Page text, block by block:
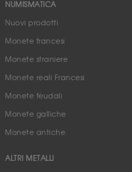
NUMISMATICA
Nuovi prodotti
Monete francesi
Monete straniere
Monete reali Francesi
Monete feudali
Monete galliche
Monete antiche
ALTRI METALLI